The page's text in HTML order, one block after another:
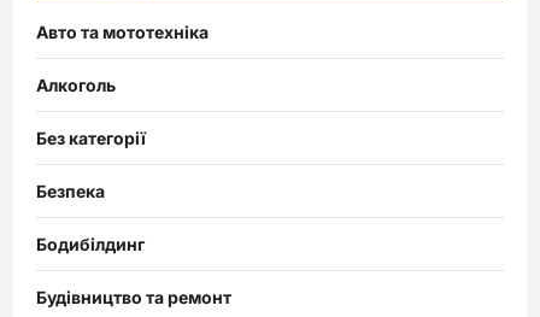
Авто та мототехніка
Алкоголь
Без категорії
Безпека
Бодибілдинг
Будівництво та ремонт